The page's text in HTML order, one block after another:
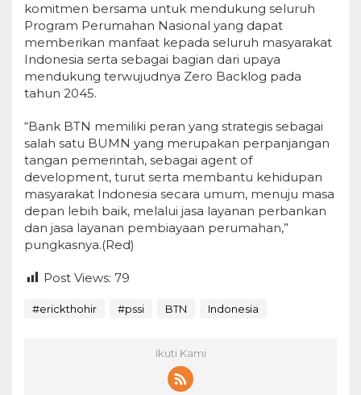
komitmen bersama untuk mendukung seluruh
Program Perumahan Nasional yang dapat
memberikan manfaat kepada seluruh masyarakat
Indonesia serta sebagai bagian dari upaya
mendukung terwujudnya Zero Backlog pada
tahun 2045.
“Bank BTN memiliki peran yang strategis sebagai
salah satu BUMN yang merupakan perpanjangan
tangan pemerintah, sebagai agent of
development, turut serta membantu kehidupan
masyarakat Indonesia secara umum, menuju masa
depan lebih baik, melalui jasa layanan perbankan
dan jasa layanan pembiayaan perumahan,”
pungkasnya.(Red)
Post Views: 79
#erickthohir #pssi BTN Indonesia
Ikuti Kami